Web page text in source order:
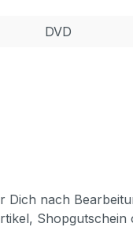
DVD
nach